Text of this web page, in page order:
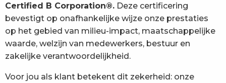
Certified B Corporation®. Deze certificering
bevestigt op onafhankelijke wijze onze prestaties
op het gebied van milieu-impact, maatschappelijke
waarde, welzijn van medewerkers, bestuur en
zakelijke verantwoordelijkheid.
Voor jou als klant betekent dit zekerheid: onze